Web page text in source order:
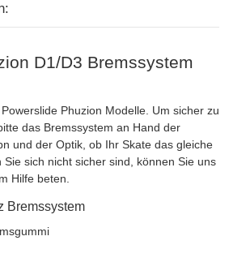
D1/D3 Bremssystem
Phuzion Modelle. Um sicher zu
das Bremssystem an Hand der
und der Optik, ob Ihr Skate das gleiche
Sie sich nicht sicher sind, können Sie uns
Hilfe beten.
Bremssystem